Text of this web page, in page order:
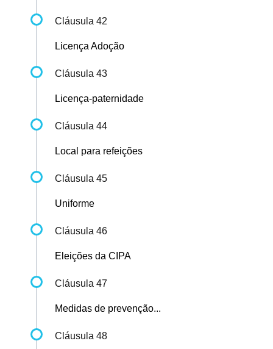
Cláusula 42
Licença Adoção
Cláusula 43
Licença-paternidade
Cláusula 44
Local para refeições
Cláusula 45
Uniforme
Cláusula 46
Eleições da CIPA
Cláusula 47
Medidas de prevenção...
Cláusula 48